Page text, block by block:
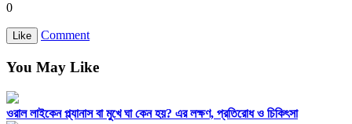
0
Like Comment
You May Like
ওরাল লাইকেন প্ল্যানাস বা মুখে ঘা কেন হয়? এর লক্ষণ, প্রতিরোধ ও চিকিৎসা